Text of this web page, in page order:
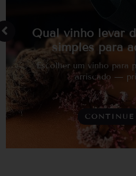
Qual vinho levar
simples para
Escolher um vinho para
arriscado —
CONTINUE